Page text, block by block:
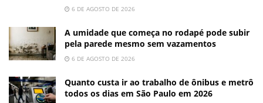
6 DE AGOSTO DE 2026
A umidade que começa no rodapé pode subir
pela parede mesmo sem vazamentos
6 DE AGOSTO DE 2026
Quanto custa ir ao trabalho de ônibus e metrô
todos os dias em São Paulo em 2026